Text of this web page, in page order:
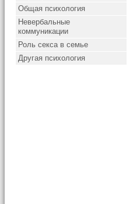
Общая психология
Невербальные
коммуникации
Роль секса в семье
Другая психология